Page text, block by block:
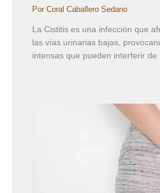
Por Coral Caballero Sedano
La Cistitis es una infección que
las vías urinarias bajas,
intensas que pueden interferir de